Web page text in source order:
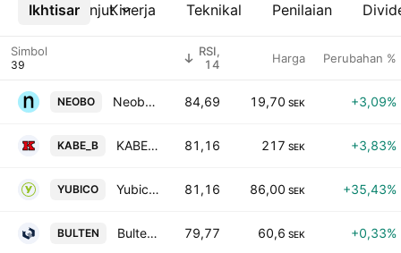
Ikhtisar Kinerja Teknikal Penilaian
Lebih lanjut
Simbol
RSI,
14
Harga Perubahan %
NEOBO Neobo Fastigheter AB 84,69 19,70 SEK +3,09%
KABE_B KABE Group AB Class B 81,16 217 SEK +3,83%
YUBICO Yubico AB 81,16 86,00 SEK +35,43%
BULTEN Bulten AB 79,77 60,6 SEK +0,33%